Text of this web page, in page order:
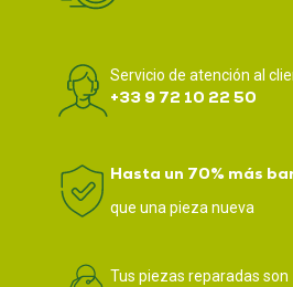
Servicio de atención al
+33 9 72 10 22 50
Hasta un 70% más
que una pieza nueva
Tus piezas reparadas son